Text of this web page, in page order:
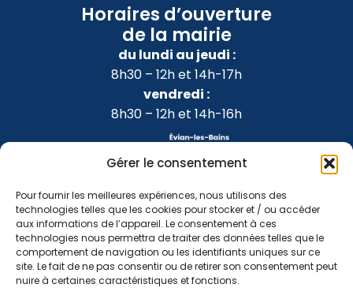
Gérer le consentement
Pour fournir les meilleures expériences, nous utilisons des
technologies telles que les cookies pour stocker et / ou accéder
aux informations de l’appareil. Le consentement à ces
technologies nous permettra de traiter des données telles que le
comportement de navigation ou les identifiants uniques sur ce
site. Le fait de ne pas consentir ou de retirer son consentement peut
nuire à certaines caractéristiques et fonctions.
Horaires d’ouverture
de la mairie
du lundi au jeudi :
8h30 – 12h et 14h-17h
vendredi :
8h30 – 12h et 14h-16h